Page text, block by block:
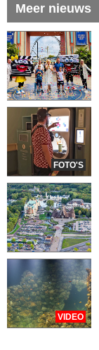
Meer nieuws
FOTO'S
VIDEO